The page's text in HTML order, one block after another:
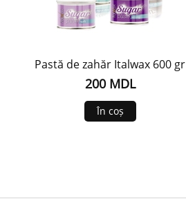
Pastă de zahăr Italwax 600 gr
200 MDL
În coș